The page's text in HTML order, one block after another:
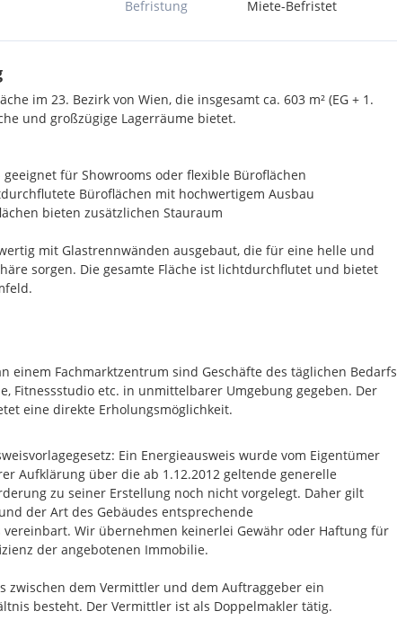
Befristung
Miete-Befristet
im 23. Bezirk von Wien, die insgesamt ca. 603 m² (EG + 1.
und großzügige Lagerräume bietet.
geeignet für Showrooms oder flexible Büroflächen
Büroflächen mit hochwertigem Ausbau
bieten zusätzlichen Stauraum
mit Glastrennwänden ausgebaut, die für eine helle und
sorgen. Die gesamte Fläche ist lichtdurchflutet und bietet
eleganten Glastrennwänden
Arbeitsumgebung
für Büro, Showroom oder Lager
verfügbar
einem Fachmarktzentrum sind Geschäfte des täglichen Bedarfs
Fitnessstudio etc. in unmittelbarer Umgebung gegeben. Der
eine direkte Erholungsmöglichkeit.
Ein Energieausweis wurde vom Eigentümer
Aufklärung über die ab 1.12.2012 geltende generelle
zu seiner Erstellung noch nicht vorgelegt. Daher gilt
der Art des Gebäudes entsprechende
vereinbart. Wir übernehmen keinerlei Gewähr oder Haftung für
der angebotenen Immobilie.
zwischen dem Vermittler und dem Auftraggeber ein
besteht. Der Vermittler ist als Doppelmakler tätig.